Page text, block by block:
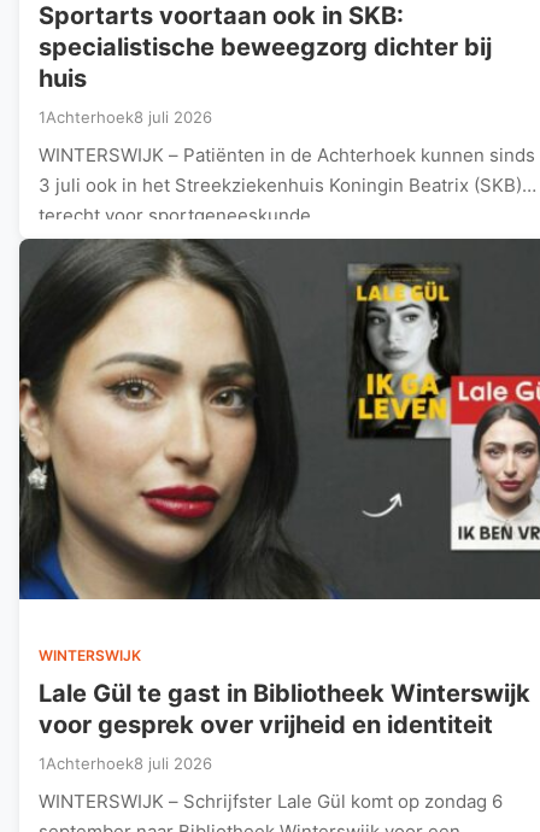
Sportarts voortaan ook in SKB:
specialistische beweegzorg dichter bij
huis
1Achterhoek8 juli 2026
WINTERSWIJK – Patiënten in de Achterhoek kunnen sinds
3 juli ook in het Streekziekenhuis Koningin Beatrix (SKB)
terecht voor sportgeneeskunde.…
WINTERSWIJK
Lale Gül te gast in Bibliotheek Winterswijk
voor gesprek over vrijheid en identiteit
1Achterhoek8 juli 2026
WINTERSWIJK – Schrijfster Lale Gül komt op zondag 6